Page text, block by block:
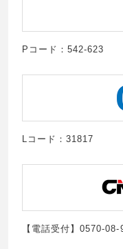
Pコード：542-623
Lコード：31817
【電話受付】0570-